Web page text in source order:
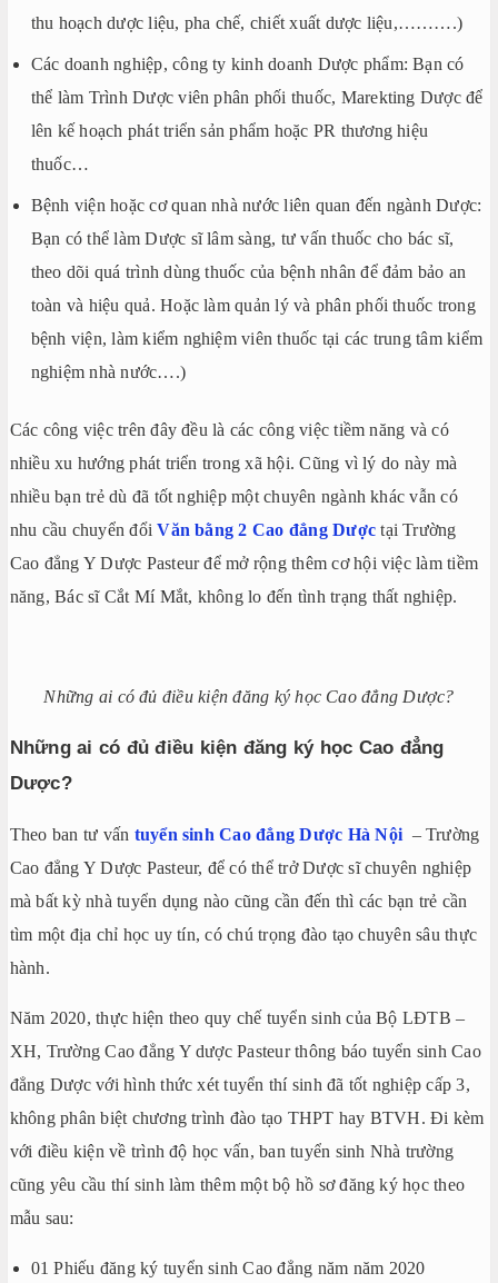
thu hoạch dược liệu, pha chế, chiết xuất dược liệu,……….)
Các doanh nghiệp, công ty kinh doanh Dược phẩm: Bạn có
thể làm Trình Dược viên phân phối thuốc, Marekting Dược để
lên kế hoạch phát triển sản phẩm hoặc PR thương hiệu
thuốc…
Bệnh viện hoặc cơ quan nhà nước liên quan đến ngành Dược:
Bạn có thể làm Dược sĩ lâm sàng, tư vấn thuốc cho bác sĩ,
theo dõi quá trình dùng thuốc của bệnh nhân để đảm bảo an
toàn và hiệu quả. Hoặc làm quản lý và phân phối thuốc trong
bệnh viện, làm kiểm nghiệm viên thuốc tại các trung tâm kiểm
nghiệm nhà nước….)
Các công việc trên đây đều là các công việc tiềm năng và có
nhiều xu hướng phát triển trong xã hội. Cũng vì lý do này mà
nhiều bạn trẻ dù đã tốt nghiệp một chuyên ngành khác vẫn có
nhu cầu chuyển đổiVăn bằng 2 Cao đẳng Dược tại Trường
Cao đẳng Y Dược Pasteur để mở rộng thêm cơ hội việc làm tiềm
năng,Bác sĩ Cắt Mí Mắt, không lo đến tình trạng thất nghiệp.
Những ai có đủ điều kiện đăng ký học Cao đẳng Dược?
Những ai có đủ điều kiện đăng ký học Cao đẳng
Dược?
Theo ban tư vấn tuyển sinh Cao đẳng Dược Hà Nội – Trường
Cao đẳng Y Dược Pasteur, để có thể trở Dược sĩ chuyên nghiệp
mà bất kỳ nhà tuyển dụng nào cũng cần đến thì các bạn trẻ cần
tìm một địa chỉ học uy tín, có chú trọng đào tạo chuyên sâu thực
hành.
Năm 2020, thực hiện theo quy chế tuyển sinh của Bộ LĐTB –
XH, Trường Cao đẳng Y dược Pasteur thông báo tuyển sinh Cao
đẳng Dược với hình thức xét tuyển thí sinh đã tốt nghiệp cấp 3,
không phân biệt chương trình đào tạo THPT hay BTVH. Đi kèm
với điều kiện về trình độ học vấn, ban tuyển sinh Nhà trường
cũng yêu cầu thí sinh làm thêm một bộ hồ sơ đăng ký học theo
mẫu sau:
01 Phiếu đăng ký tuyển sinh Cao đẳng năm năm 2020